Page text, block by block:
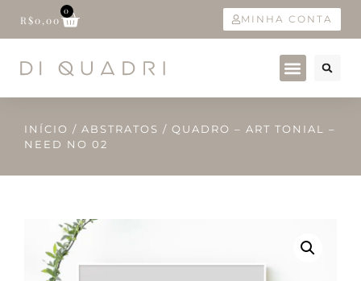
R$0,00
0
MINHA CONTA
INÍCIO / ABSTRATOS / QUADRO – ART TONIAL –
NEED NO 02